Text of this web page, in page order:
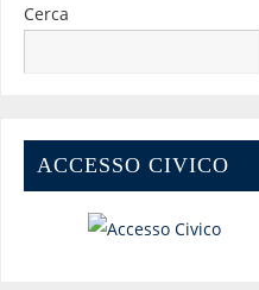
Cerca
ACCESSO CIVICO